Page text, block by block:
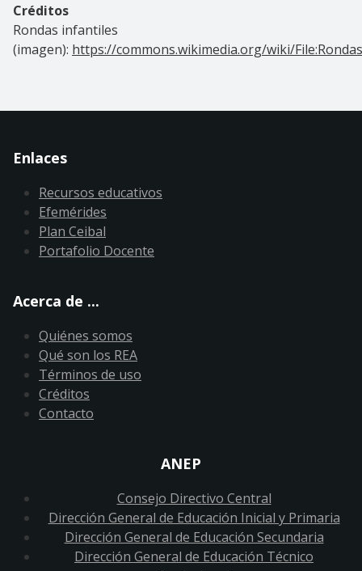
Créditos
Rondas infantiles
(imagen): https://commons.wikimedia.org/wiki/
Enlaces
Recursos educativos
Efemérides
Plan Ceibal
Portafolio Docente
Acerca de ...
Quiénes somos
Qué son los REA
Términos de uso
Créditos
Contacto
ANEP
Consejo Directivo Central
Dirección General de Educación Inicial y Primaria
Dirección General de Educación Secundaria
Dirección General de Educación Técnico